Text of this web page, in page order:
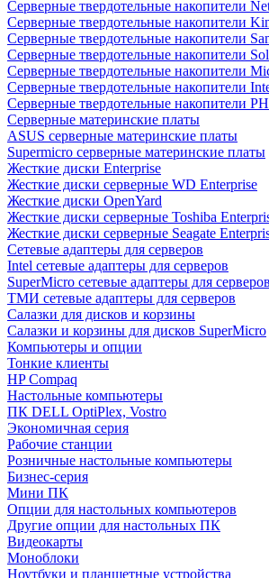
Серверные твердотельные накопители
Cерверные твердотельные накопители
Cерверные твердотельные накопители
Cерверные твердотельные накопители
Cерверные твердотельные накопители
Cерверные твердотельные накопители
Cерверные твердотельные накопители
Серверные материнские платы
ASUS серверные материнские платы
Supermicro серверные материнские платы
Жесткие диски Enterprise
Жесткие диски серверные WD Enterprise
Жесткие диски OpenYard
Жесткие диски серверные Toshiba
Жесткие диски серверные Seagate
Сетевые адаптеры для серверов
Intel сетевые адаптеры для серверов
SuperMicro сетевые адаптеры для серверов
ТМИ сетевые адаптеры для серверов
Салазки для дисков и корзины
Салазки и корзины для дисков SuperMicro
Компьютеры и опции
Тонкие клиенты
HP Compaq
Настольные компьютеры
ПК DELL OptiPlex, Vostro
Экономичная серия
Рабочие станции
Розничные настольные компьютеры
Бизнес-серия
Мини ПК
Опции для настольных компьютеров
Другие опции для настольных ПК
Видеокарты
Моноблоки
Ноутбуки и планшетные устройства